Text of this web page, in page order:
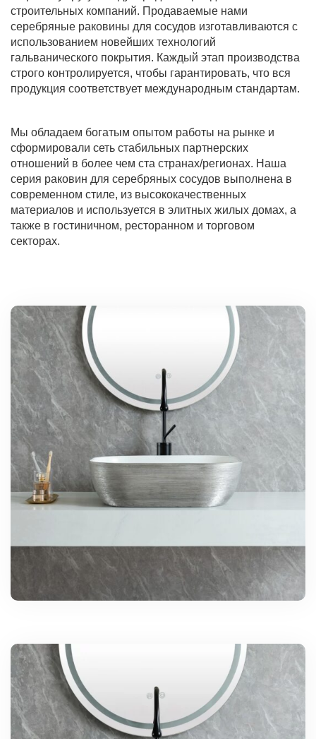
строительных компаний. Продаваемые нами
серебряные раковины для сосудов изготавливаются с
использованием новейших технологий
гальванического покрытия. Каждый этап производства
строго контролируется, чтобы гарантировать, что вся
продукция соответствует международным стандартам.
Мы обладаем богатым опытом работы на рынке и
сформировали сеть стабильных партнерских
отношений в более чем ста странах/регионах. Наша
серия раковин для серебряных сосудов выполнена в
современном стиле, из высококачественных
материалов и используется в элитных жилых домах, а
также в гостиничном, ресторанном и торговом
секторах.